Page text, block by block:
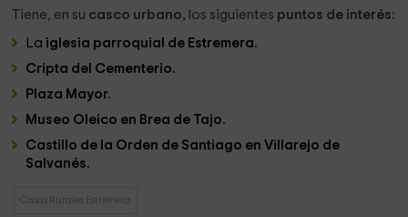
Tiene, en su casco urbano, los siguientes puntos de interés:
La iglesia parroquial de Estremera.
Cripta del Cementerio.
Plaza Mayor.
Museo Oleico en Brea de Tajo.
Castillo de la Orden de Santiago en Villarejo de
Salvanés.
Casas Rurales Estremera